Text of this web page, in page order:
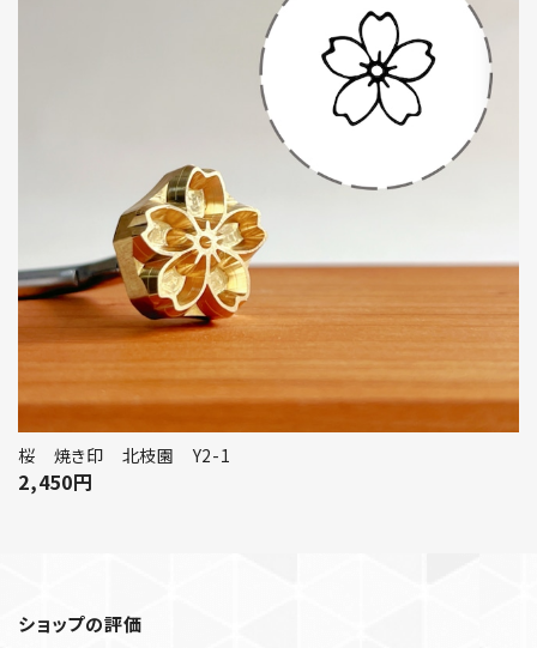
桜 焼き印 北枝園 Y2-1
2,450円
ショップの評価